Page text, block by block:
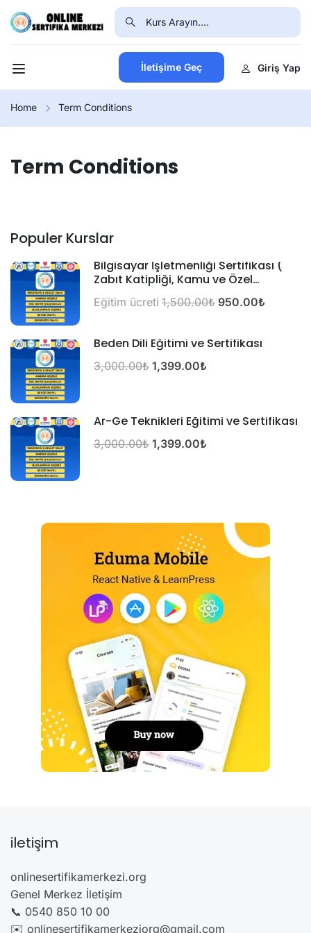
İletişime Geç Giriş Yap
Home Term Conditions
Term Conditions
Populer Kurslar
Bilgisayar İşletmenliği Sertifikası (
Zabıt Katipliği, Kamu ve Özel
Eğitim ücreti 1,500.00₺ 950.00₺
Beden Dili Eğitimi ve Sertifikası
3,000.00₺ 1,399.00₺
Ar-Ge Teknikleri Eğitimi ve Sertifikası
3,000.00₺ 1,399.00₺
iletişim
onlinesertifikamerkezi.org
Genel Merkez İletişim
📞 0540 850 10 00
✉️ onlinesertifikamerkeziorg@gmail.com